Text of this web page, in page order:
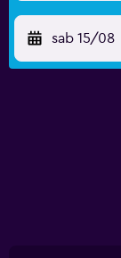
sab 15/08